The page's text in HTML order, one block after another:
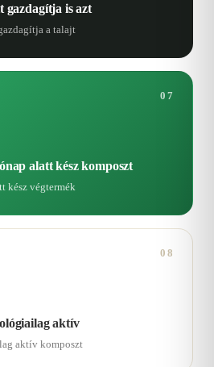
gazdagítja is azt
a talajt
07
alatt kész komposzt
kész végtermék
08
aktív
aktív komposzt